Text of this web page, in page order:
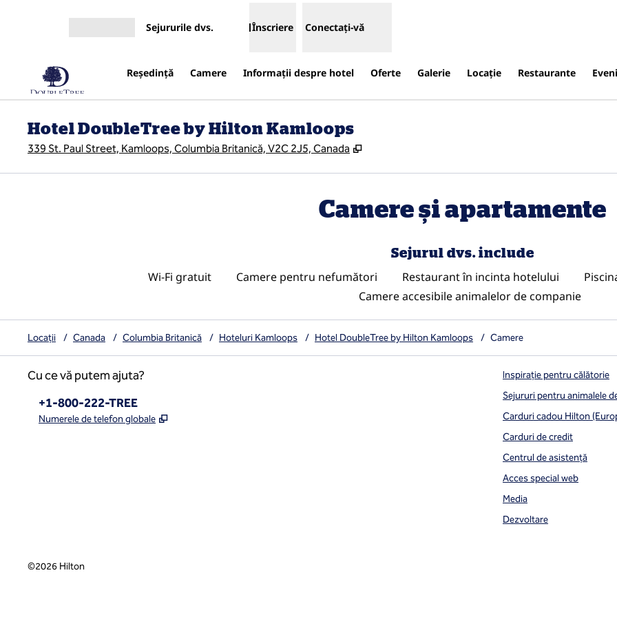
Sejururile dvs. Înscriere Conectați-vă
Reşedinţă Camere Informații despre hotel Oferte Galerie Locaţie Restaurante
Hotel DoubleTree by Hilton Kamloops
339 St. Paul Street, Kamloops, Columbia Britanică, V2C 2J5, Canada ,
Camere și apartamente
Sejurul dvs. include
Wi-Fi gratuit Camere pentru nefumători Restaurant în incinta hotelului
Camere accesibile animalelor de companie
Locații / Canada / Columbia Britanică / Hoteluri Kamloops / Hotel DoubleTree by Hilton Kamloops / Camere
Cu ce vă putem ajuta?
Telefon:
+1-800-222-TREE
Numerele de telefon globale ,
Inspirație pentru călătorie
Sejururi pentru animalele
Carduri cadou Hilton
Carduri de credit
Centrul de asistență
Acces special web
Media
Dezvoltare
©2026 Hilton